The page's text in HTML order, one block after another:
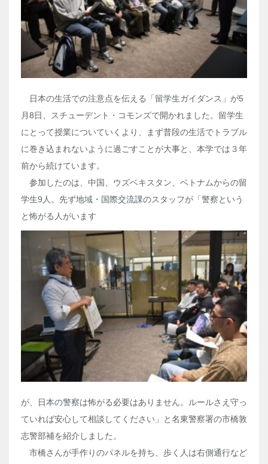
日本の生活での注意点を伝える「留学生ガイダンス」が5
月8日、スチューデント・コモンズで開かれました。留学生
にとって授業についていくより、まず普段の生活でトラブル
に巻き込まれないように過ごすことが大事と、本学では３年
前から続けています。
参加したのは、中国、ウズベキスタン、ベトナムからの留
学生9 人。先ず地域・国際交流課のスタッフが「警察という
と怖がる人がいます
が、日本の警察は怖がる必要はありません。ルールさえ守っ
ていれば安心して相談してください」と名東警察署の市橋敦
志警部補を紹介しました。
市橋さんが手作りのパネルを持ち、歩く人は右側通行など